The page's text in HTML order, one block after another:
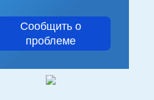
Сообщить о
проблеме